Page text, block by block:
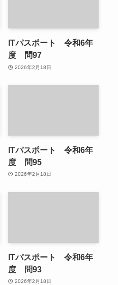
ITパスポート 令和6年
度 問97
2026年2月18日
ITパスポート 令和6年
度 問95
2026年2月18日
ITパスポート 令和6年
度 問93
2026年2月18日